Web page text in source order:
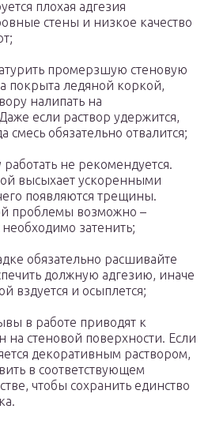
плохая адгезия
стены и низкое качество
промерзшую стеновую
покрыта ледяной коркой,
налипать на
если раствор удержится,
cмесь обязательно отвалится;
не рекомендуется.
высыхает ускоренными
появляются трещины.
проблемы возможно –
затенить;
обязательно расшивайте
должную адгезию, иначе
вздуется и осыплется;
в работе приводят к
на стеновой поверхности. Если
декоративным раствором,
в соответствующем
чтобы сохранить единство